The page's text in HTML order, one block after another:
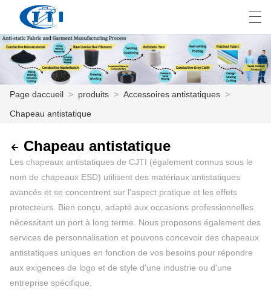
PAGE DACCUEIL
PRODUITS
PERSONNALISATION
À PROPOS DE NOUS
NOUVELLES
INDUSTRIE
CONTACTEZ NOUS
العربية česky Deutsch English
Page daccueil > produits > Accessoires antistatiques >
Chapeau antistatique
Chapeau antistatique
Les chapeaux antistatiques de CJTI (également connus sous le
nom de chapeaux ESD) utilisent des matériaux antistatiques
avancés et se concentrent sur l'aspect pratique et les effets
protecteurs. Bien conçu, adapté aux occasions professionnelles
nécessitant un port à long terme. Nous proposons également des
services de personnalisation et pouvons concevoir des chapeaux
antistatiques uniques en fonction de vos besoins pour répondre
aux exigences de logo et de style d'une industrie ou d'une
entreprise spécifique.